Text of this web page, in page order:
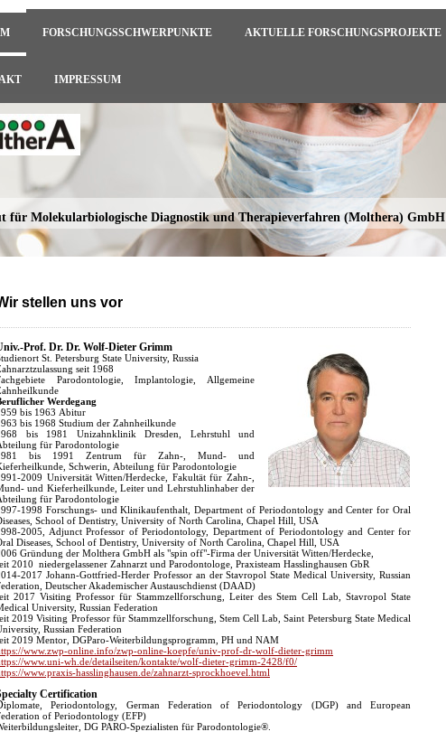
FORSCHUNGSSCHWERPUNKTE AKTUELLE FORSCHUNGSPROJEKTE
IMPRESSUM
für Molekularbiologische Diagnostik und Therapieverfahren (Molthera) GmbH
stellen uns vor
Prof. Dr. Dr. Wolf-Dieter Grimm
St. Petersburg State University, Russia
seit 1968
Parodontologie, Implantologie, Allgemeine
Werdegang
bis 1963 Abitur
bis 1968 Studium der Zahnheilkunde
bis 1981 Unizahnklinik Dresden, Lehrstuhl und
für Parodontologie
bis 1991 Zentrum für Zahn-, Mund- und
Schwerin, Abteilung für Parodontologie
2009 Universität Witten/Herdecke, Fakultät für Zahn-,
und Kieferheilkunde, Leiter und Lehrstuhlinhaber der
für Parodontologie
1998 Forschungs- und Klinikaufenthalt, Department of Periodontology and Center for Oral
School of Dentistry, University of North Carolina, Chapel Hill, USA
2005, Adjunct Professor of Periodontology, Department of Periodontology and Center for
Diseases, School of Dentistry, University of North Carolina, Chapel Hill, USA
Gründung der Molthera GmbH als "spin off"-Firma der Universität Witten/Herdecke,
2010 niedergelassener Zahnarzt und Parodontologe, Praxisteam Hasslinghausen GbR
2017 Johann-Gottfried-Herder Professor an der Stavropol State Medical University, Russian
Deutscher Akademischer Austauschdienst (DAAD)
2017 Visiting Professor für Stammzellforschung, Leiter des Stem Cell Lab, Stavropol State
University, Russian Federation
2019 Visiting Professor für Stammzellforschung, Stem Cell Lab, Saint Petersburg State Medical
Russian Federation
2019 Mentor, DGParo-Weiterbildungsprogramm, PH und NAM
www.zwp-online.info/zwp-online-koepfe/univ-prof-dr-wolf-dieter-grimm
www.uni-wh.de/detailseiten/kontakte/wolf-dieter-grimm-2428/f0/
www.praxis-hasslinghausen.de/zahnarzt-sprockhoevel.html
Certification
iplomate, Periodontology, German Federation of Periodontology (DGP) and European
of Periodontology (EFP)
DG PARO-Spezialisten für Parodontologie®.